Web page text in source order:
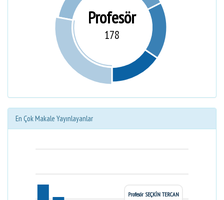
Profesör
178
En Çok Makale Yayınlayanlar
Profesör SEÇKİN TERCAN